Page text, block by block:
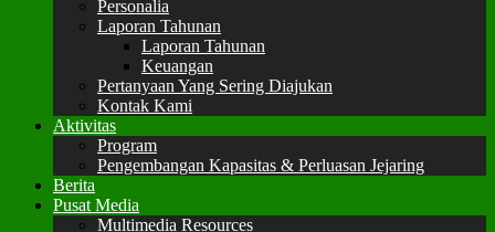
Personalia
Laporan Tahunan
Laporan Tahunan
Keuangan
Pertanyaan Yang Sering Diajukan
Kontak Kami
Aktivitas
Program
Pengembangan Kapasitas & Perluasan Jejaring
Berita
Pusat Media
Multimedia Resources